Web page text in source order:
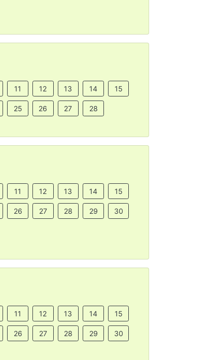
11 12 13 14 15
25 26 27 28
11 12 13 14 15
26 27 28 29 30
11 12 13 14 15
26 27 28 29 30